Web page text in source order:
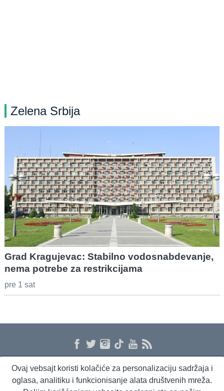
Zelena Srbija
Grad Kragujevac: Stabilno vodosnabdevanje,
nema potrebe za restrikcijama
pre 1 sat
O nama Proizvodi i usluge Politika privatnosti Kontakt RSS
Ovaj vebsajt koristi kolačiće za personalizaciju sadržaja i
oglasa, analitiku i funkcionisanje alata društvenih mreža.